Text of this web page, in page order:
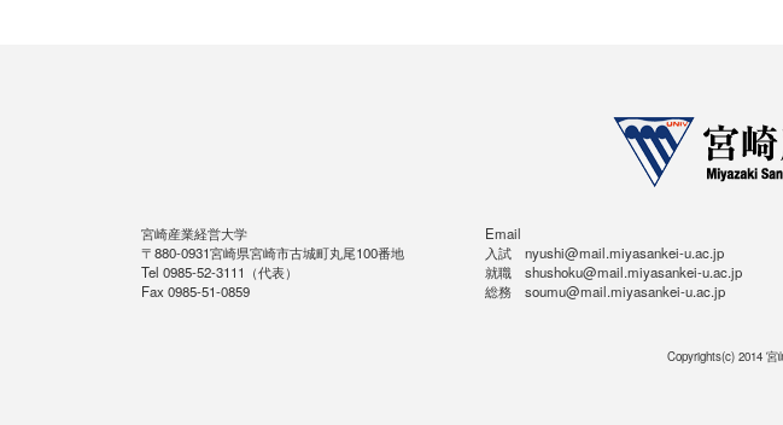
宮崎産業経営大学
〒880-0931宮崎県宮崎市古城町丸尾100番地
Tel 0985-52-3111（代表）
Fax 0985-51-0859
Email
入試 nyushi@mail.miyasankei-u.ac.jp
就職 shushoku@mail.miyasankei-u.ac.jp
総務 soumu@mail.miyasankei-u.ac.jp
Copyrights(c) 2014